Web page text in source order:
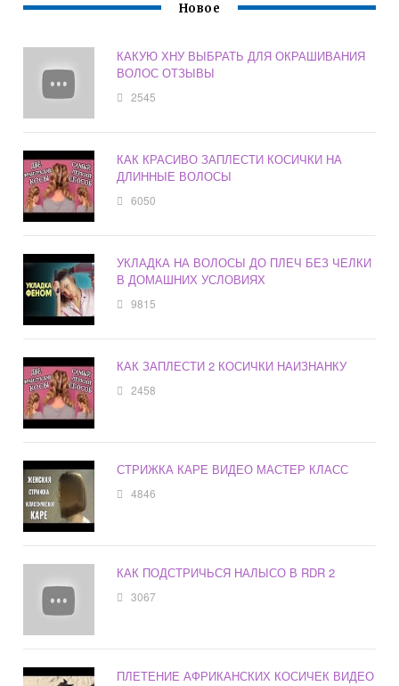
Новое
КАКУЮ ХНУ ВЫБРАТЬ ДЛЯ ОКРАШИВАНИЯ
ВОЛОС ОТЗЫВЫ
2545
КАК КРАСИВО ЗАПЛЕСТИ КОСИЧКИ НА
ДЛИННЫЕ ВОЛОСЫ
6050
УКЛАДКА НА ВОЛОСЫ ДО ПЛЕЧ БЕЗ ЧЕЛКИ
В ДОМАШНИХ УСЛОВИЯХ
9815
КАК ЗАПЛЕСТИ 2 КОСИЧКИ НАИЗНАНКУ
2458
СТРИЖКА КАРЕ ВИДЕО МАСТЕР КЛАСС
4846
КАК ПОДСТРИЧЬСЯ НАЛЫСО В RDR 2
3067
ПЛЕТЕНИЕ АФРИКАНСКИХ КОСИЧЕК ВИДЕО